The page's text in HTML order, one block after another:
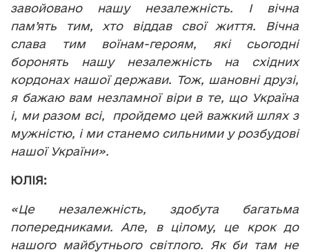
завойовано нашу незалежність. І вічна
пам’ять тим, хто віддав свої життя. Вічна
слава тим воїнам-героям, які сьогодні
боронять нашу незалежність на східних
кордонах нашої держави. Тож, шановні друзі,
я бажаю вам незламної віри в те, що Україна
і, ми разом всі, пройдемо цей важкий шлях з
мужністю, і ми станемо сильними у розбудові
нашої України».
ЮЛІЯ:
«Це незалежність, здобута багатьма
попередниками. Але, в цілому, це крок до
нашого майбутнього світлого. Як би там не